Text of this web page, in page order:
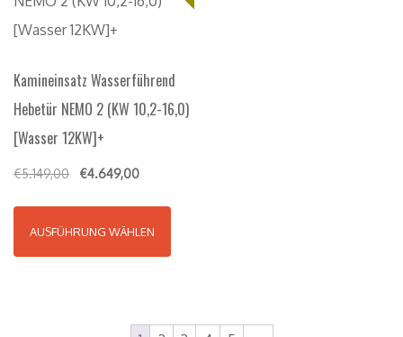
Kamineinsatz Wasserführend
Hebetür NEMO 2 (KW 10,2-16,0)
[Wasser 12KW]+
€5.149,00 €4.649,00
AUSFÜHRUNG WÄHLEN